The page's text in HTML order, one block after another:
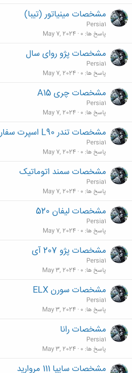
مشخصات مینیاتور (تیبا)
Persia1
پاسخ ها 0
May 7, 2024
مشخصات پژو روای سال
Persia1
پاسخ ها 0
May 7, 2024
مشخصات چری A15
Persia1
پاسخ ها 0
May 7, 2024
مشخصات تندر L90 اسپرت سفارشی
Persia1
پاسخ ها 0
May 7, 2024
مشخصات سمند اتوماتیک
Persia1
پاسخ ها 0
May 7, 2024
مشخصات لیفان 520
Persia1
پاسخ ها 0
May 7, 2024
مشخصات پژو 207 آی
Persia1
پاسخ ها 0
May 3, 2024
مشخصات سورن ELX
Persia1
پاسخ ها 0
May 3, 2024
مشخصات رانا
Persia1
پاسخ ها 0
May 3, 2024
مشخصات سایپا 111 مروارید